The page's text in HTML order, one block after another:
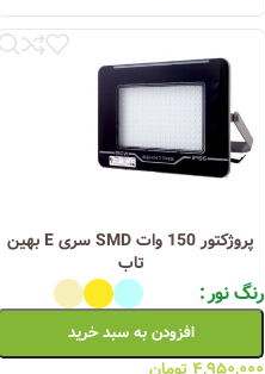
پروژکتور 150 وات SMD سری E بهین
تاب
رنگ نور
افزودن به سبد خرید